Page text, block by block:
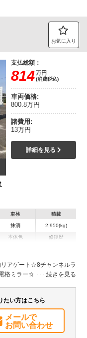
お気に入り
支払総額：
814万円
(消費税込)
車両価格:
800.8万円
諸費用:
13万円
詳細を見る
車検
抹消
積載
2,950(kg)
本体色 修復歴
アゲート☆8チャンネルラ
格ミラー☆キーレス
たい方はこちら
メールで
お問い合わせ